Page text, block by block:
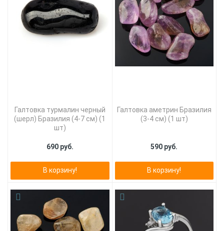
Галтовка турмалин черный
(шерл) Бразилия (4-7 см) (1
шт)
690 руб.
В корзину!
Галтовка аметрин Бразилия
(3-4 см) (1 шт)
590 руб.
В корзину!